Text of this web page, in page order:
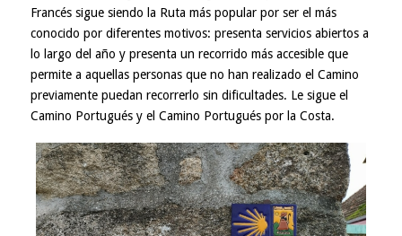
Francés sigue siendo la Ruta más popular por ser el más
conocido por diferentes motivos: presenta servicios abiertos a
lo largo del año y presenta un recorrido más accesible que
permite a aquellas personas que no han realizado el Camino
previamente puedan recorrerlo sin dificultades. Le sigue el
Camino Portugués y el Camino Portugués por la Costa.